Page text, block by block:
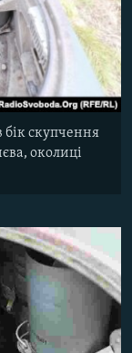
бік скупчення
околиці